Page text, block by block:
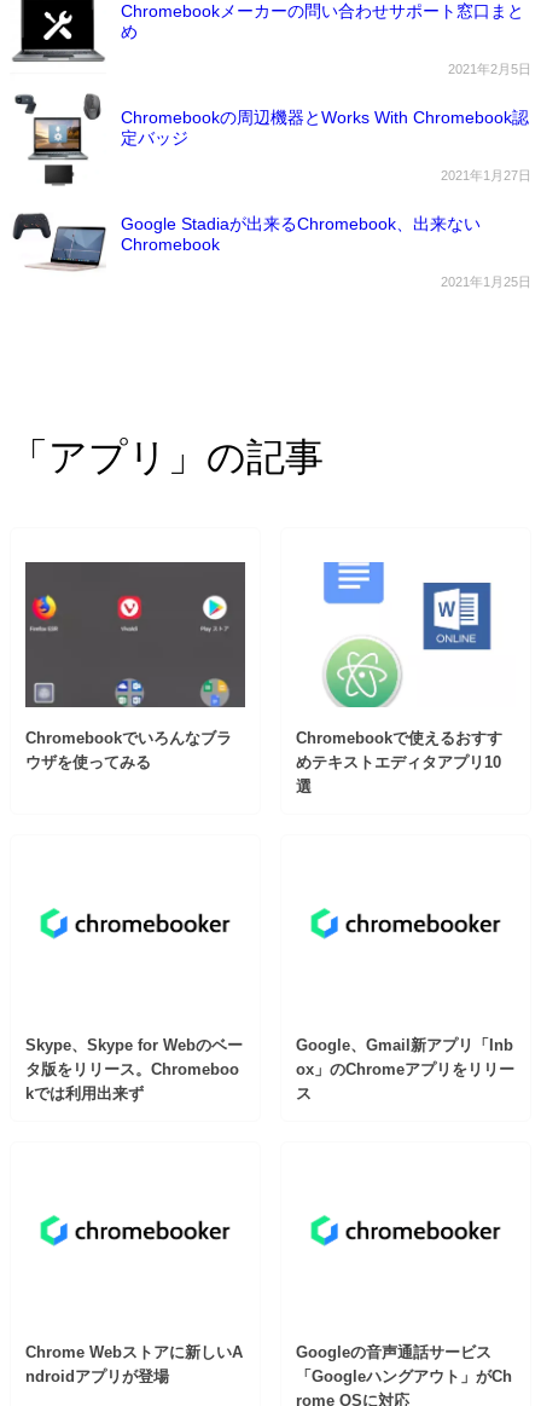
Chromebookメーカーの問い合わせサポート窓口まと
め
2021年2月5日
Chromebookの周辺機器とWorks With Chromebook認
定バッジ
2021年1月27日
Google Stadiaが出来るChromebook、出来ない
Chromebook
2021年1月25日
「アプリ」の記事
Chromebookでいろんなブラ
ウザを使ってみる
Chromebookで使えるおすす
めテキストエディタアプリ10
選
Skype、Skype for Webのベー
タ版をリリース。Chromeboo
kでは利用出来ず
Google、Gmail新アプリ「Inb
ox」のChromeアプリをリリー
ス
Chrome Webストアに新しいA
ndroidアプリが登場
Googleの音声通話サービス
「Googleハングアウト」がCh
rome OSに対応